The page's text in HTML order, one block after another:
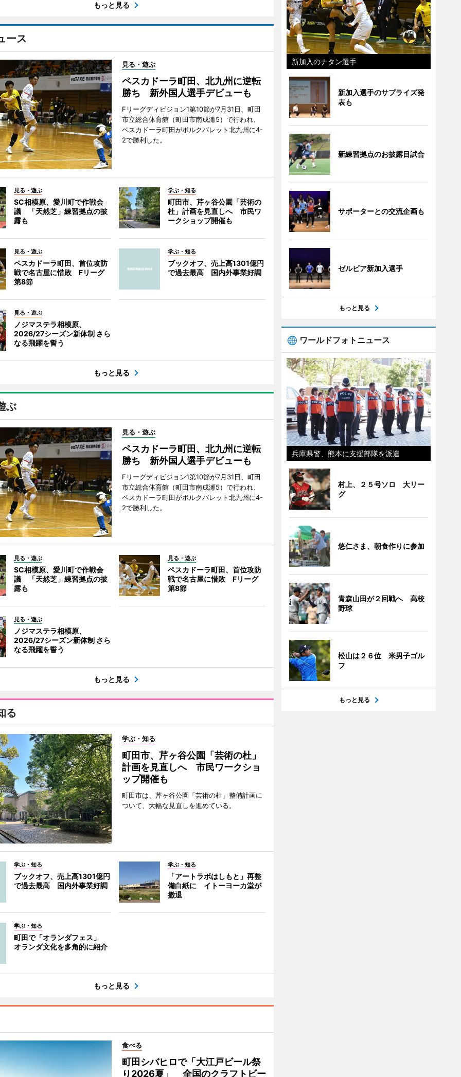
もっと見る
ース
見る・遊ぶ
ペスカドーラ町田、北九州に逆転
勝ち 新外国人選手デビューも
Fリーグディビジョン1第10節が7月31日、町田
市立総合体育館（町田市南成瀬5）で行われ、
ペスカドーラ町田がボルクバレット北九州に4-
2で勝利した。
見る・遊ぶ
SC相模原、愛川町で作戦会
議 「天然芝」練習拠点の披
露も
学ぶ・知る
町田市、芹ヶ谷公園「芸術の
杜」計画を見直しへ 市民ワ
ークショップ開催も
見る・遊ぶ
ペスカドーラ町田、首位攻防
戦で名古屋に惜敗 Fリーグ
第8節
学ぶ・知る
ブックオフ、売上高1301億円
で過去最高 国内外事業好調
見る・遊ぶ
ノジマステラ相模原、
2026/27シーズン新体制 さら
なる飛躍を誓う
もっと見る
ぶ
見る・遊ぶ
ペスカドーラ町田、北九州に逆転
勝ち 新外国人選手デビューも
Fリーグディビジョン1第10節が7月31日、町田
市立総合体育館（町田市南成瀬5）で行われ、
ペスカドーラ町田がボルクバレット北九州に4-
2で勝利した。
見る・遊ぶ
SC相模原、愛川町で作戦会
議 「天然芝」練習拠点の披
露も
見る・遊ぶ
ペスカドーラ町田、首位攻防
戦で名古屋に惜敗 Fリーグ
第8節
見る・遊ぶ
ノジマステラ相模原、
2026/27シーズン新体制 さら
なる飛躍を誓う
もっと見る
る
学ぶ・知る
町田市、芹ヶ谷公園「芸術の杜」
計画を見直しへ 市民ワークショ
ップ開催も
町田市は、芹ヶ谷公園「芸術の杜」整備計画に
ついて、大幅な見直しを進めている。
学ぶ・知る
ブックオフ、売上高1301億円
で過去最高 国内外事業好調
学ぶ・知る
「アートラボはしもと」再整
備白紙に イトーヨーカ堂が
撤退
学ぶ・知る
町田で「オランダフェス」
オランダ文化を多角的に紹介
もっと見る
食べる
町田シバヒロで「大江戸ビール祭
り2026夏」 全国のクラフトビー
新加入のナタン選手
新加入選手のサプライズ発
表も
新練習拠点のお披露目試合
サポーターとの交流企画も
ゼルビア新加入選手
もっと見る
ワールドフォトニュース
兵庫県警、熊本に支援部隊を派遣
村上、２５号ソロ 大リー
グ
悠仁さま、朝食作りに参加
青森山田が２回戦へ 高校
野球
松山は２６位 米男子ゴル
フ
もっと見る